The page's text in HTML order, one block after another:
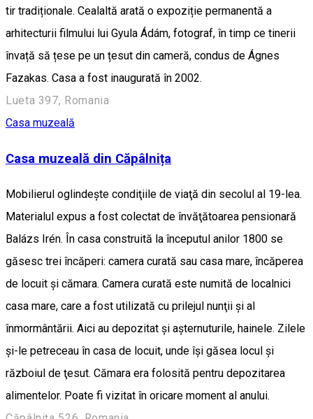
tir tradiționale. Cealaltă arată o expoziție permanentă a
arhitecturii filmului lui Gyula Ádám, fotograf, în timp ce tinerii
învață să țese pe un țesut din cameră, condus de Ágnes
Fazakas. Casa a fost inaugurată în 2002.
Lueta 397, Romania
Casa muzeală
Casa muzeală din Căpâlnița
Mobilierul oglindeşte condiţiile de viaţă din secolul al 19-lea.
Materialul expus a fost colectat de învăţătoarea pensionară
Balázs Irén. În casa construită la începutul anilor 1800 se
găsesc trei încăperi: camera curată sau casa mare, încăperea
de locuit şi cămara. Camera curată este numită de localnici
casa mare, care a fost utilizată cu prilejul nunţii şi al
înmormântării. Aici au depozitat şi aşternuturile, hainele. Zilele
şi-le petreceau în casa de locuit, unde îşi găsea locul şi
războiul de ţesut. Cămara era folosită pentru depozitarea
alimentelor. Poate fi vizitat în oricare moment al anului.